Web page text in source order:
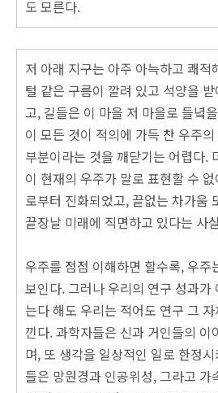
도 모른다.
저 아래 지구는 아주 아늑하고 쾌적
털 같은 구름이 깔려 있고 석양을
고, 길들은 이 마을 저 마을로 들녘
이 모든 것이 적의에 가득 찬 우주
부분이라는 것을 깨닫기는 어렵다.
이 현재의 우주가 말로 표현할 수
로부터 진화되었고, 끝없는 차가움
끝장날 미래에 직면하고 있다는 사
우주를 점점 이해하면 할수록, 우주
보인다. 그러나 우리의 연구 성과가
는다 해도 우리는 적어도 연구 그
낀다. 과학자들은 신과 거인들의 이
며, 또 생각을 일상적인 일로 한정
들은 망원경과 인공위성, 그라고 가